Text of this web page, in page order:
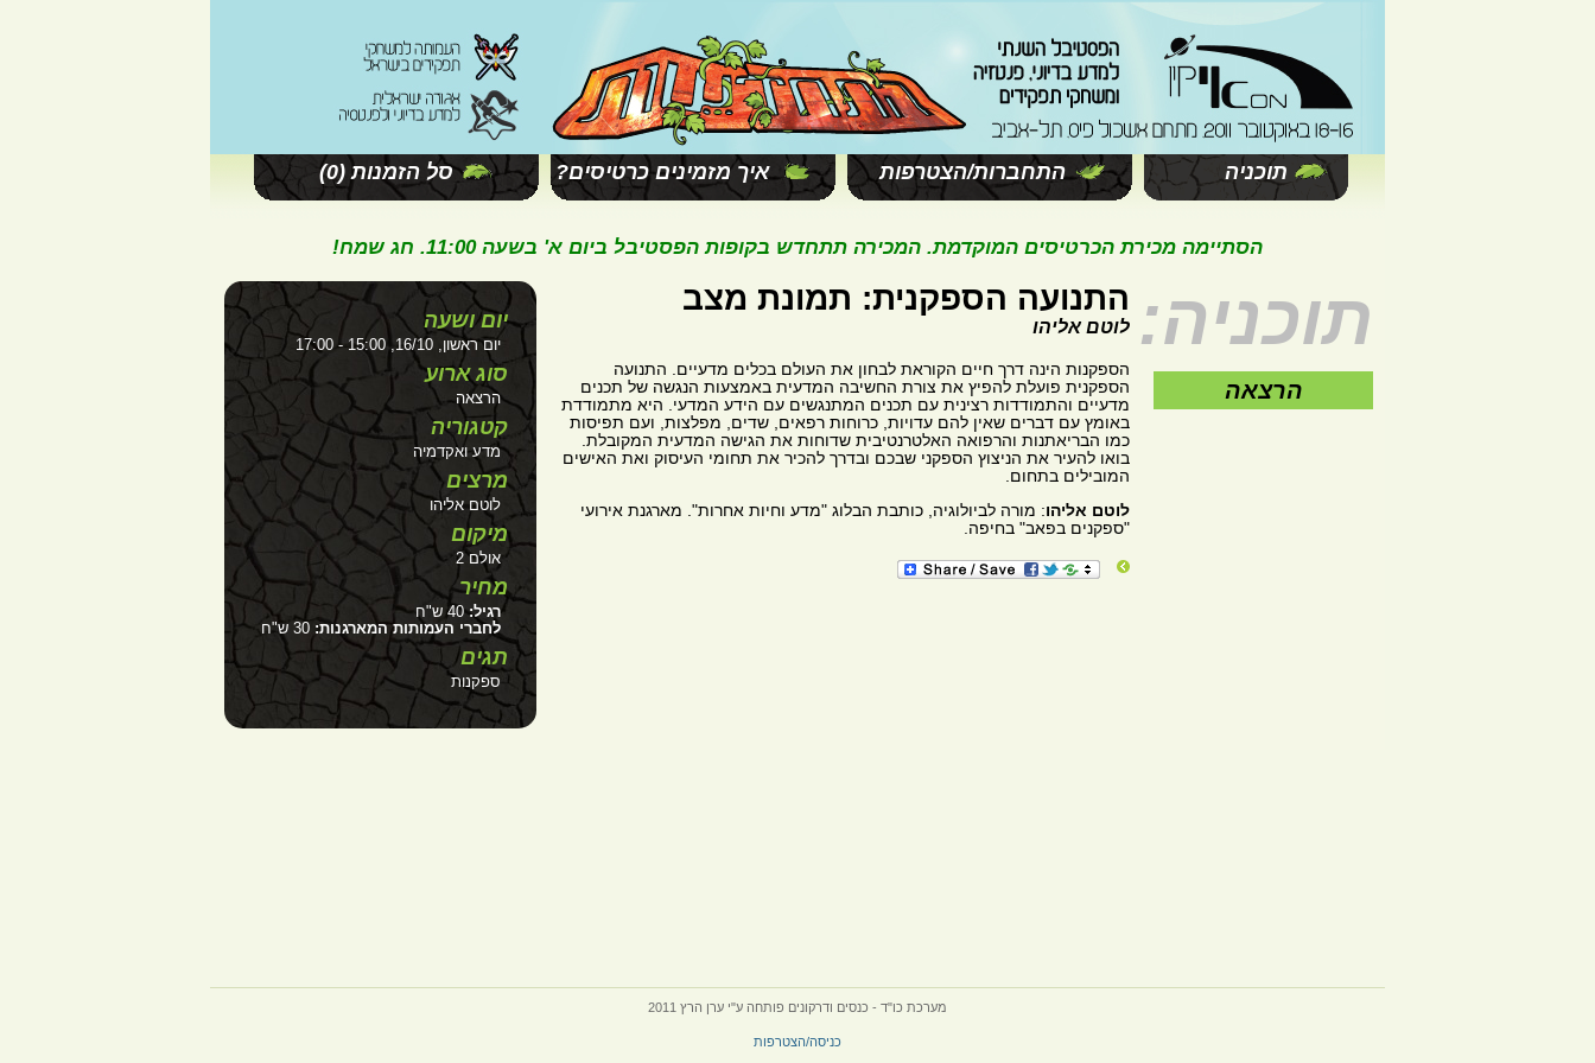
תוכניה התחברות/הצטרפות איך מזמינים כרטיסים? סל הזמנות (0)
הסתיימה מכירת הכרטיסים המוקדמת. המכירה תתחדש בקופות הפסטיבל ביום א' בשעה 11:00. חג שמח!
תוכניה:
הרצאה
התנועה הספקנית: תמונת מצב
לוטם אליהו
הספקנות הינה דרך חיים הקוראת לבחון את העולם בכלים מדעיים. התנועה
הספקנית פועלת להפיץ את צורת החשיבה המדעית באמצעות הנגשה של תכנים
מדעיים והתמודדות רצינית עם תכנים המתנגשים עם הידע המדעי. היא מתמודדת
באומץ עם דברים שאין להם עדויות, כרוחות רפאים, שדים, מפלצות, ועם תפיסות
כמו הבריאתנות והרפואה האלטרנטיבית שדוחות את הגישה המדעית המקובלת.
בואו להעיר את הניצוץ הספקני שבכם ובדרך להכיר את תחומי העיסוק ואת האישים
המובילים בתחום.
לוטם אליהו: מורה לביולוגיה, כותבת הבלוג "מדע וחיות אחרות". מארגנת אירועי
"ספקנים בפאב" בחיפה.
יום ושעה
יום ראשון, 16/10, 15:00 - 17:00
סוג ארוע
הרצאה
קטגוריה
מדע ואקדמיה
מרצים
לוטם אליהו
מיקום
אולם 2
מחיר
רגיל:40 ש"ח
לחברי העמותות המארגנות:
תגים
ספקנות
מערכת כו"ד - כנסים ודרקונים פותחה ע"י ערן הרץ 2011
כניסה/הצטרפות